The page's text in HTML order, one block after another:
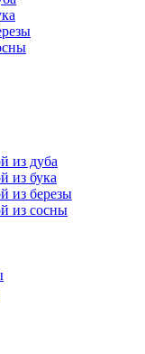
из дуба
из бука
из березы
из сосны